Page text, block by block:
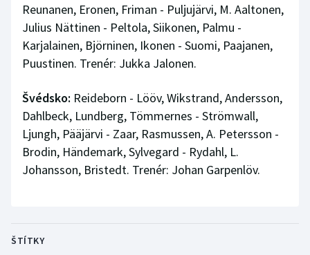
Reunanen, Eronen, Friman - Puljujärvi, M. Aaltonen,
Julius Nättinen - Peltola, Siikonen, Palmu -
Karjalainen, Björninen, Ikonen - Suomi, Paajanen,
Puustinen. Trenér: Jukka Jalonen.
Švédsko: Reideborn - Lööv, Wikstrand, Andersson,
Dahlbeck, Lundberg, Tömmernes - Strömwall,
Ljungh, Pääjärvi - Zaar, Rasmussen, A. Petersson -
Brodin, Händemark, Sylvegard - Rydahl, L.
Johansson, Bristedt. Trenér: Johan Garpenlöv.
ŠTÍTKY